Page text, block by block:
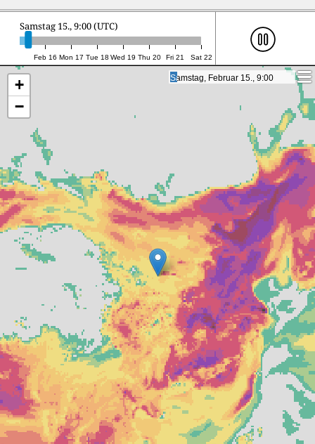
Feb 16 Mon 17 Tue 18 Wed 19 Thu 20 Fri 21 Sat 22
Samstag 15., 9:00 (UTC)
Samstag, Februar 15., 9:00
Samstag, Februar 15., 9:00
+
−